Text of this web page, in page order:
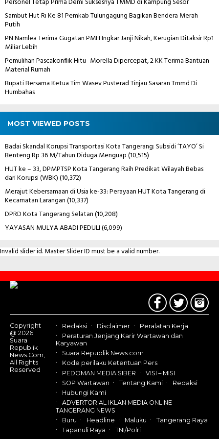
Sambut Hut Ri Ke 81 Pemkab Tulungagung Bagikan Bendera Merah
Putih
PN Namlea Terima Gugatan PMH Ingkar Janji Nikah, Kerugian Ditaksir Rp1
Miliar Lebih
Pemulihan Pascakonflik Hitu–Morella Dipercepat, 2 KK Terima Bantuan
Material Rumah
Bupati Bersama Ketua Tim Wasev Pusterad Tinjau Sasaran Tmmd Di
Humbahas
MOST VIEWED POSTS
Badai Skandal Korupsi Transportasi Kota Tangerang: Subsidi ‘TAYO’ Si
Benteng Rp 36 M/Tahun Diduga Menguap(10,515)
HUT ke – 33, DPMPTSP Kota Tangerang Raih Predikat Wilayah Bebas
dari Korupsi (WBK)(10,372)
Merajut Kebersamaan di Usia ke-33: Perayaan HUT Kota Tangerang di
Kecamatan Larangan(10,337)
DPRD Kota Tangerang Selatan(10,208)
YAYASAN MULYA ABADI PEDULI(6,099)
Invalid slider id. Master Slider ID must be a valid number.
Contact
Us
Copyright
@ 2026
Suara
Republik
News.Com,
All Rights
Reserved
Redaksi Disclaimer
Peralatan Kerja
Peraturan Jenjang Karir Wartawan dan
Karyawan
Suara Republik News.com
Kode perilaku Ketentuan Pers
PEDOMAN MEDIA SIBER
VISI – MISI
SOP Wartawan
Tentang Kami
Redaksi
Hubungi Kami
ADVERTORIAL IKLAN MEDIA ONLINE
TANGERANG NEWS
Buru
Headline Maluku
Tangerang Raya
Tapanuli Raya
TNI/Polri